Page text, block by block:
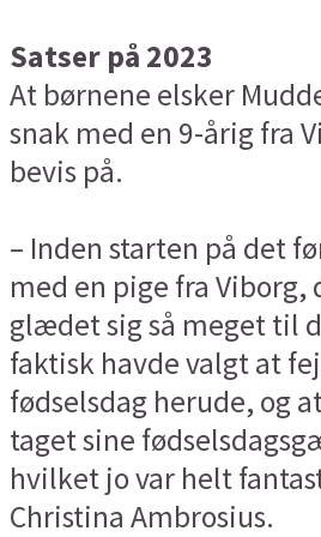
Satser på 2023
At børnene elsker
snak med en 9-årig fra
bevis på.
– Inden starten på det
med en pige fra Viborg,
glædet sig så meget til
faktisk havde valgt at
fødselsdag herude, og
taget sine
hvilket jo var helt
Christina Ambrosius.